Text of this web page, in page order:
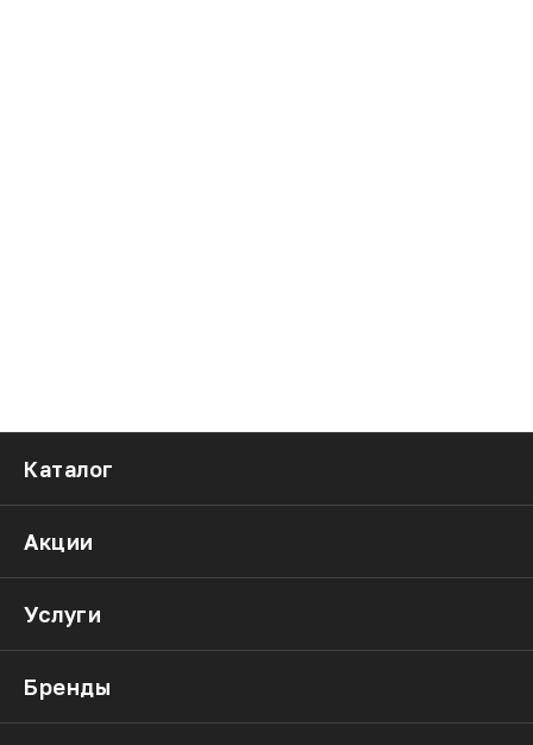
Каталог
Акции
Услуги
Бренды